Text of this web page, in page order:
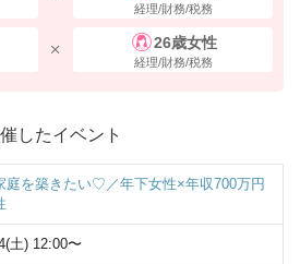
経理/財務/税務
26歳女性
経理/財務/税務
したイベント
庭を築きたい♡／年下女性×年収700万円
土) 12:00〜